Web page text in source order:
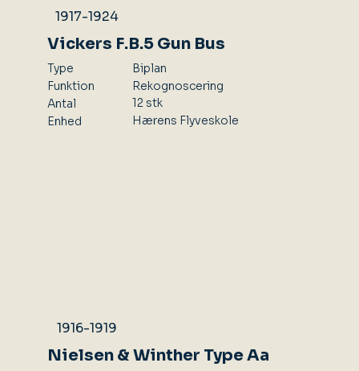
1917-1924
Vickers F.B.5 Gun Bus
Type
Funktion
Antal
Enhed
Biplan
Rekognoscering
12 stk
Hærens Flyveskole
1916-1919
Nielsen & Winther Type Aa